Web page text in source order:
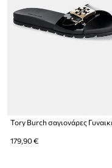
179,90 €